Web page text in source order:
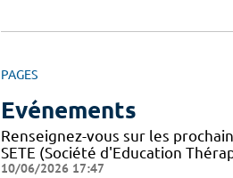
PAGES
Evénements
Renseignez-vous sur les
SETE (Société d'Education
10/06/2026 17:47